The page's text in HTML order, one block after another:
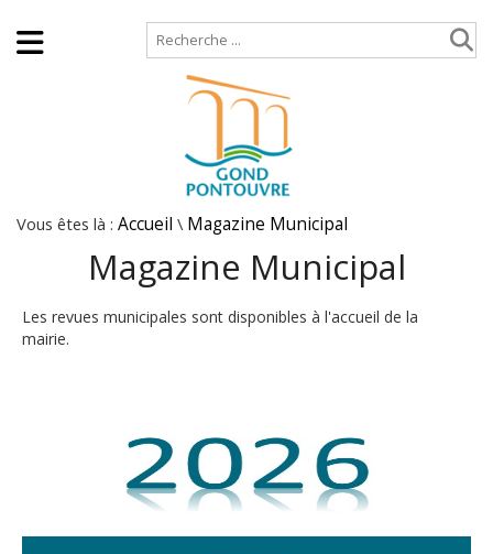
Vous êtes là : Accueil \ Magazine Municipal
Magazine Municipal
Les revues municipales sont disponibles à l'accueil de la
mairie.